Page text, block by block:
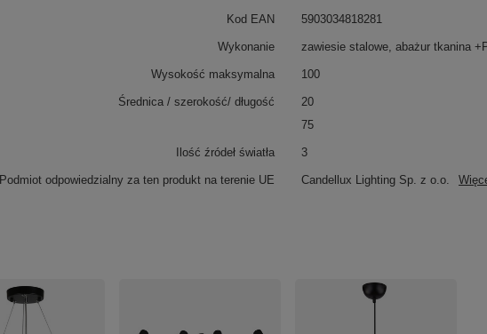
Podmiot odpowiedzialny za ten produkt na terenie UE Candellux Lighting Sp. z o.o.
Kod EAN 5903034818281
Wykonanie zawiesie stalowe, abażur tkanina
Wysokość maksymalna 100
Średnica / szerokość/ długość
20
75
Ilość źródeł światła 3